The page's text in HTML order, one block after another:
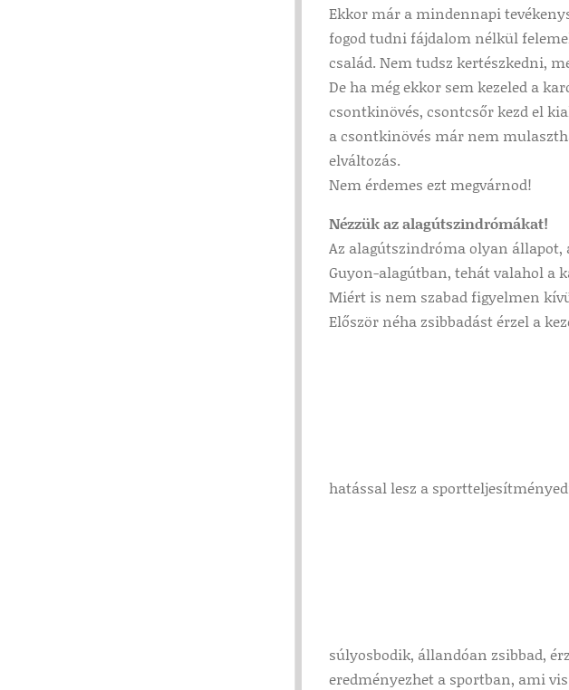
Ekkor már a mindennapi
fogod tudni fájdalom nélkül
család. Nem tudsz kertészkedni,
De ha még ekkor sem kezeled a
csontkinövés, csontcsőr kezd el
a csontkinövés már nem
elváltozás.
Nem érdemes ezt megvárnod!
Nézzük az alagútszindrómákat!
Az alagútszindróma olyan állapot,
Guyon-alagútban, tehát valahol a
Miért is nem szabad figyelmen
Először néha zsibbadást érzel a
hatással lesz a
súlyosbodik, állandóan zsibbad,
eredményezhet a sportban, ami